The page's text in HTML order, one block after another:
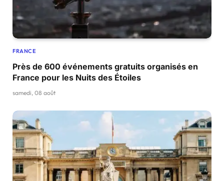
FRANCE
Près de 600 événements gratuits organisés en
France pour les Nuits des Étoiles
samedi, 08 août